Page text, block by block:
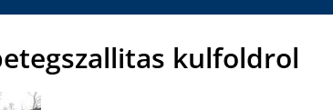
kulfoldrol